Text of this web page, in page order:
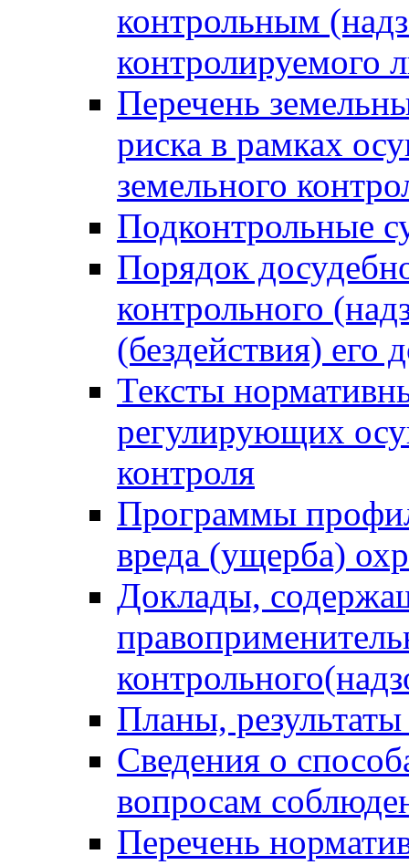
контрольным
контролируемого
Перечень
риска в рамках
земельного
Подконтрольные
Порядок
контрольного
(бездействия)
Тексты
регулирующих
контроля
Программы
вреда (ущерба)
Доклады,
Планы,
Сведения о
вопросам
Перечень